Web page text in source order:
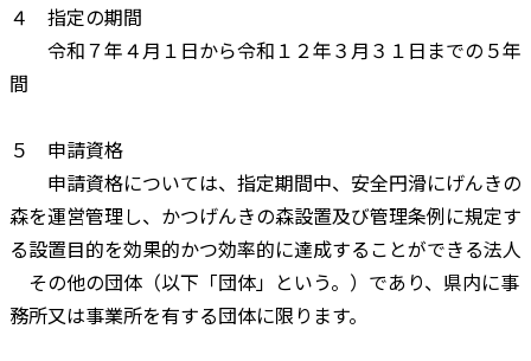
４ 指定の期間
令和７年４月１日から令和１２年３月３１日までの５年
間
５ 申請資格
申請資格については、指定期間中、安全円滑にげんきの
森を運営管理し、かつげんきの森設置及び管理条例に規定す
る設置目的を効果的かつ効率的に達成することができる法人
その他の団体（以下「団体」という。）であり、県内に事
務所又は事業所を有する団体に限ります。